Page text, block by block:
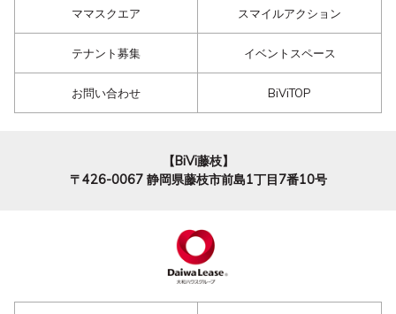
ママスクエア スマイルアクション
テナント募集 イベントスペース
お問い合わせ BiViTOP
【BiVi藤枝】
〒426-0067 静岡県藤枝市前島1丁目7番10号